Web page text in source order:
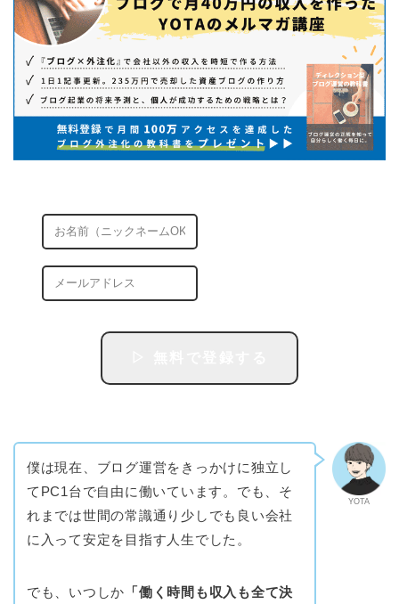
YOTA
僕は現在、ブログ運営をきっかけに独立し
てPC1台で自由に働いています。でも、そ
れまでは世間の常識通り少しでも良い会社
に入って安定を目指す人生でした。
でも、いつしか 「働く時間も収入も全て決